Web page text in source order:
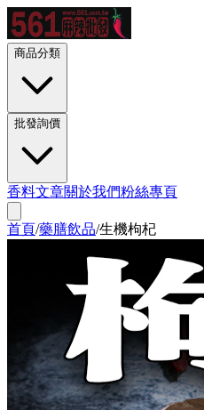
商品分類
批發詢價
香料文章關於我們粉絲專頁
首頁/藥膳飲品/生機枸杞